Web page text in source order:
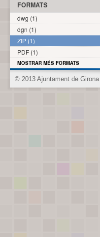
FORMATS
dwg (1)
dgn (1)
ZIP (1)
PDF (1)
MOSTRAR MÉS FORMATS
© 2013 Ajuntament de Girona